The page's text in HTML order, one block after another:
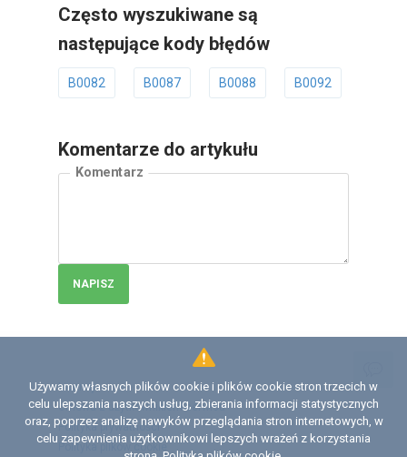
Często wyszukiwane są
następujące kody błędów
B0082 B0087 B0088 B0092
Komentarze do artykułu
Komentarz
NAPISZ
Używamy własnych plików cookie i plików cookie stron trzecich w
celu ulepszania naszych usług, zbierania informacji statystycznych
oraz, poprzez analizę nawyków przeglądania stron internetowych, w
celu zapewnienia użytkownikowi lepszych wrażeń z korzystania
Licencja
Umowa z użytkownikiem serwisu
Polityka prywatności
Polityka plików сookie